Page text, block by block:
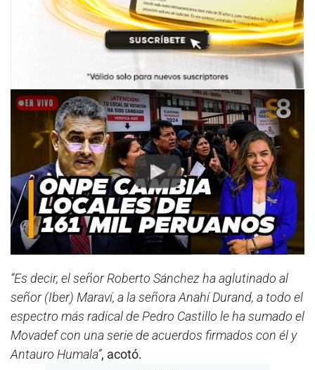
Play
“Es decir, el señor Roberto Sánchez ha aglutinado al
señor (Iber) Maraví, a la señora Anahí Durand, a todo el
espectro más radical de Pedro Castillo le ha sumado el
Movadef con una serie de acuerdos firmados con él y
Antauro Humala”, acotó.